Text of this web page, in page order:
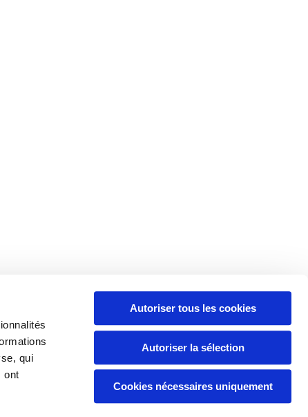
qui
ont
Autoriser tous les cookies
Autoriser la sélection
Cookies nécessaires uniquement
Politique de gestion des données
personnelles et cookies